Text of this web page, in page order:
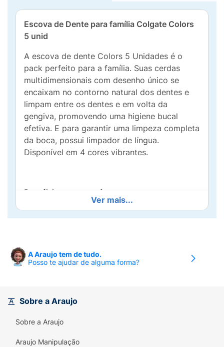
Escova de Dente para família Colgate Colors
5 unid
A escova de dente Colors 5 Unidades é o
pack perfeito para a família. Suas cerdas
multidimensionais com desenho único se
encaixam no contorno natural dos dentes e
limpam entre os dentes e em volta da
gengiva, promovendo uma higiene bucal
efetiva. E para garantir uma limpeza completa
da boca, possui limpador de língua.
Disponível em 4 cores vibrantes.
Benefícios para você:
Cerdas multidimensionais que se encaixam no
Cerdas com desenho único que limpam entre
os dentes.
Limpador de língua.
4 cores vibrantes: azul, verde, rosa e laranja.
Ver mais...
A Araujo tem de tudo.
Posso te ajudar de alguma forma?
Sobre a Araujo
Sobre a Araujo
Araujo Manipulação